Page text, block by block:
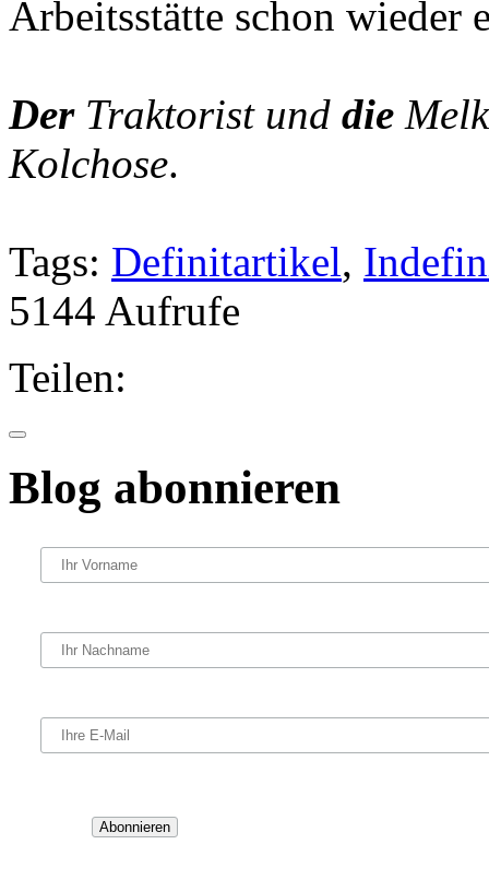
Arbeitsstätte schon wieder
DerTraktorist und die
Kolchose.
Tags: Definitartikel,
5144 Aufrufe
Teilen:
Blog abonnieren